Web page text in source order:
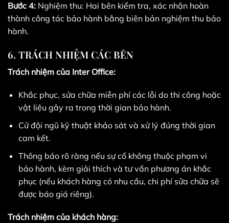
Bước 4: Nghiệm thu: Hai bên kiểm tra, xác nhận hoàn
thành công tác bảo hành bằng biên bản nghiệm thu bảo
hành.
6. TRÁCH NHIỆM CÁC BÊN
Trách nhiệm của Inter Office:
Khắc phục, sửa chữa miễn phí các lỗi do thi công hoặc
vật liệu gây ra trong thời gian bảo hành.
Cử đội ngũ kỹ thuật khảo sát và xử lý đúng thời gian
cam kết.
Thông báo rõ ràng nếu sự cố không thuộc phạm vi
bảo hành, kèm giải thích và tư vấn phương án khắc
phục (nếu khách hàng có nhu cầu, chi phí sửa chữa sẽ
được báo giá riêng).
Trách nhiệm của khách hàng: